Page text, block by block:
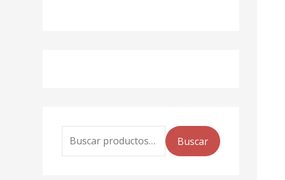
Buscar